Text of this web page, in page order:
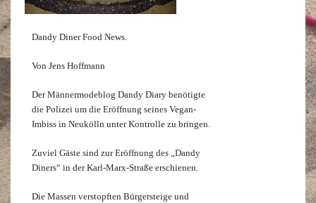
Dandy Diner Food News.
Von Jens Hoffmann
Der Männermodeblog Dandy Diary benötigte
die Polizei um die Eröffnung seines Vegan-
Imbiss in Neukölln unter Kontrolle zu bringen.
Zuviel Gäste sind zur Eröffnung des „Dandy
Diners“ in der Karl-Marx-Straße erschienen.
Die Massen verstopften Bürgersteige und